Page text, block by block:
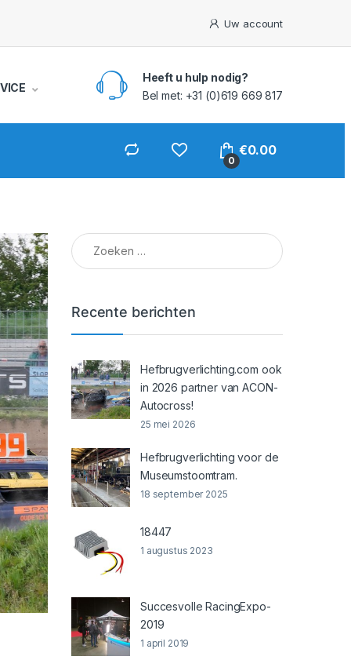
Uw account
Heeft u hulp nodig?
Bel met: +31 (0)619 669 817
0
€0.00
Zoeken naar:
Recente berichten
Hefbrugverlichting.com ook
in 2026 partner van ACON-
Autocross!
25 mei 2026
Hefbrugverlichting voor de
Museumstoomtram.
18 september 2025
18447
1 augustus 2023
Succesvolle RacingExpo-
2019
1 april 2019